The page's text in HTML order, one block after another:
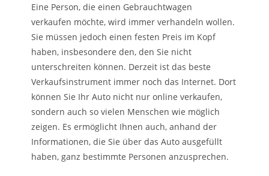
Eine Person, die einen Gebrauchtwagen
verkaufen möchte, wird immer verhandeln wollen.
Sie müssen jedoch einen festen Preis im Kopf
haben, insbesondere den, den Sie nicht
unterschreiten können. Derzeit ist das beste
Verkaufsinstrument immer noch das Internet. Dort
können Sie Ihr Auto nicht nur online verkaufen,
sondern auch so vielen Menschen wie möglich
zeigen. Es ermöglicht Ihnen auch, anhand der
Informationen, die Sie über das Auto ausgefüllt
haben, ganz bestimmte Personen anzusprechen.